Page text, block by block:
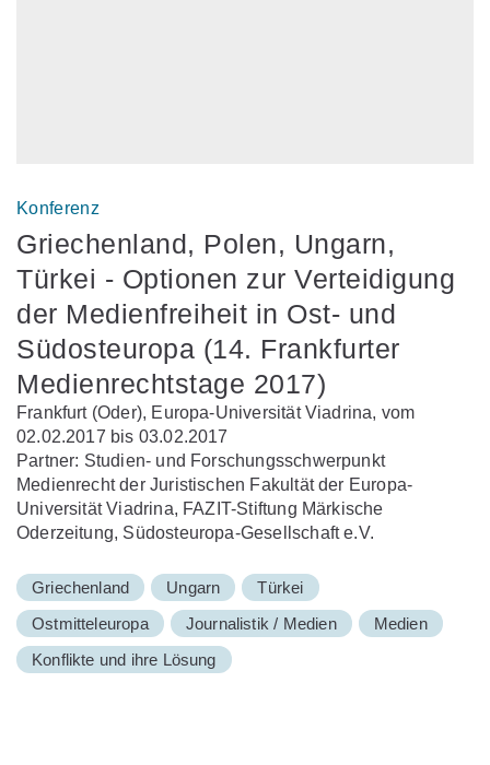
Konferenz
Griechenland, Polen, Ungarn,
Türkei - Optionen zur Verteidigung
der Medienfreiheit in Ost- und
Südosteuropa (14. Frankfurter
Medienrechtstage 2017)
Frankfurt (Oder), Europa-Universität Viadrina, vom
02.02.2017 bis 03.02.2017
Partner: Studien- und Forschungsschwerpunkt
Medienrecht der Juristischen Fakultät der Europa-
Universität Viadrina, FAZIT-Stiftung Märkische
Oderzeitung, Südosteuropa-Gesellschaft e.V.
Griechenland Ungarn
Türkei
Ostmitteleuropa
Journalistik / Medien
Medien
Konflikte und ihre Lösung